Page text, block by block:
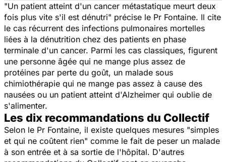
"Un patient atteint d'un cancer métastatique meurt deux
fois plus vite s'il est dénutri" précise le Pr Fontaine. Il cite
le cas récurrent des infections pulmonaires mortelles
liées à la dénutrition chez des patients en phase
terminale d'un cancer. Parmi les cas classiques, figurent
une personne âgée qui ne mange plus assez de
protéines par perte du goût, un malade sous
chimiothérapie qui ne mange pas assez à cause des
nausées ou un patient atteint d'Alzheimer qui oublie de
s'alimenter.
Les dix recommandations du Collectif
Selon le Pr Fontaine, il existe quelques mesures "simples
et qui ne coûtent rien" comme le fait de peser un malade
à son entrée et à sa sortie de l'hôpital. D'autres